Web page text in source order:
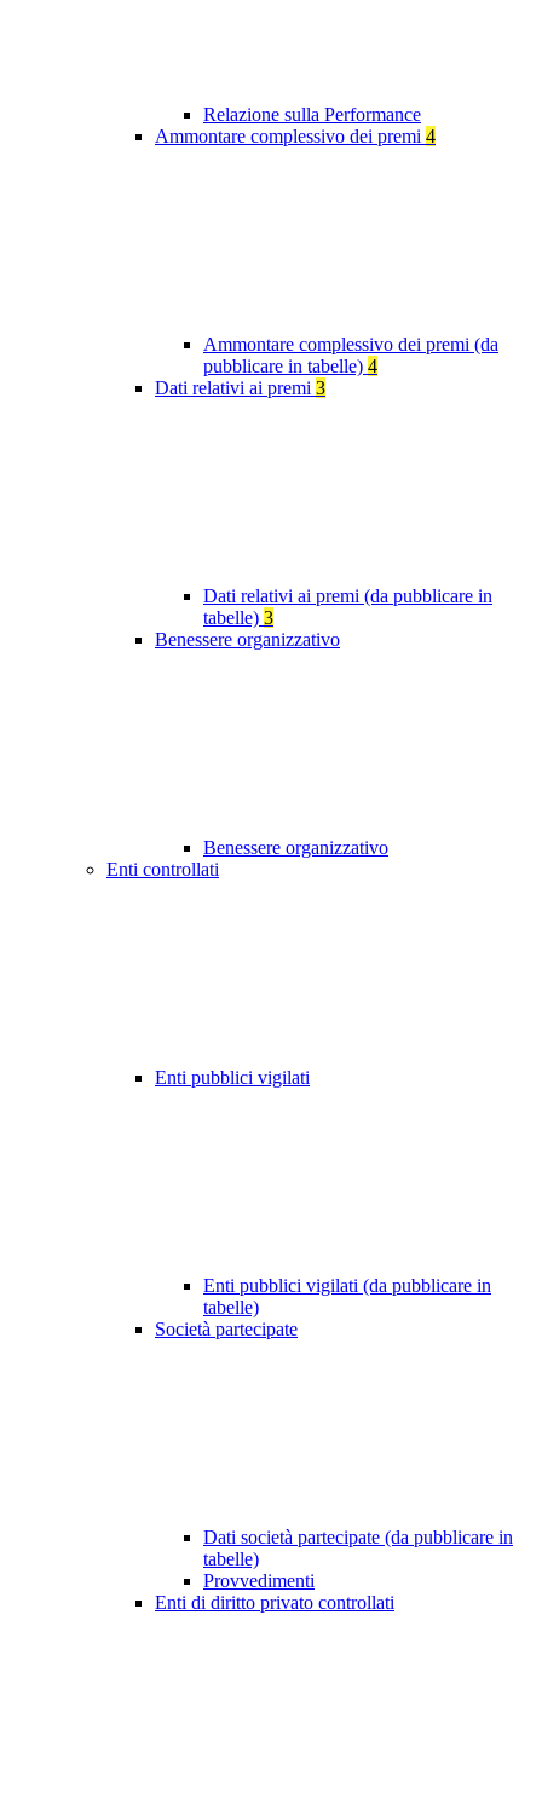
Relazione sulla Performance
Ammontare complessivo dei premi 4
Ammontare complessivo dei premi (da
pubblicare in tabelle) 4
Dati relativi ai premi 3
Dati relativi ai premi (da pubblicare in
tabelle) 3
Benessere organizzativo
Benessere organizzativo
Enti controllati
Enti pubblici vigilati
Enti pubblici vigilati (da pubblicare in
tabelle)
Società partecipate
Dati società partecipate (da pubblicare in
tabelle)
Provvedimenti
Enti di diritto privato controllati